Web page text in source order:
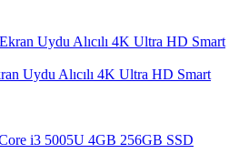
Uydu Alıcılı 4K Ultra HD Smart